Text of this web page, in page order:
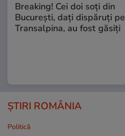
Breaking! Cei doi soți din
București, dați dispăruți pe
Transalpina, au fost găsiți
ȘTIRI ROMÂNIA
Politică